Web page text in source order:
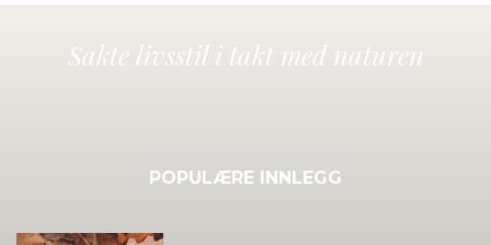
Sakte livsstil i takt med naturen
POPULÆRE INNLEGG